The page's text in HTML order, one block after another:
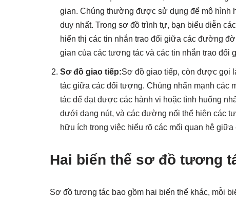
gian. Chúng thường được sử dụng để mô hình
duy nhất. Trong sơ đồ trình tự, bạn biểu diễn
hiển thị các tin nhắn trao đổi giữa các đường
gian của các tương tác và các tin nhắn trao đổi
Sơ đồ giao tiếp:Sơ đồ giao tiếp, còn được gọi
tác giữa các đối tượng. Chúng nhấn mạnh các
tác để đạt được các hành vi hoặc tình huống
dưới dạng nút, và các đường nối thể hiện các
hữu ích trong việc hiểu rõ các mối quan hệ
Hai biến thể sơ đồ tương
Sơ đồ tương tác bao gồm hai biến thể khác, mỗi